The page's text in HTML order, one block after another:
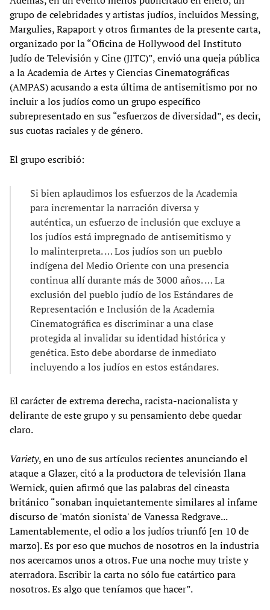
grupo de celebridades y artistas judíos, incluidos Messing,
Margulies, Rapaport y otros firmantes de la presente carta,
organizado por la “Oficina de Hollywood del Instituto
Judío de Televisión y Cine (JITC)”, envió una queja pública
a la Academia de Artes y Ciencias Cinematográficas
(AMPAS) acusando a esta última de antisemitismo por no
incluir a los judíos como un grupo específico
subrepresentado en sus “esfuerzos de diversidad”, es decir,
sus cuotas raciales y de género.
El grupo escribió:
Si bien aplaudimos los esfuerzos de la Academia
para incrementar la narración diversa y
auténtica, un esfuerzo de inclusión que excluye a
los judíos está impregnado de antisemitismo y
lo malinterpreta. … Los judíos son un pueblo
indígena del Medio Oriente con una presencia
continua allí durante más de 3000 años. … La
exclusión del pueblo judío de los Estándares de
Representación e Inclusión de la Academia
Cinematográfica es discriminar a una clase
protegida al invalidar su identidad histórica y
genética. Esto debe abordarse de inmediato
incluyendo a los judíos en estos estándares.
El carácter de extrema derecha, racista-nacionalista y
delirante de este grupo y su pensamiento debe quedar
claro.
Variety, en uno de sus artículos recientes anunciando el
ataque a Glazer, citó a la productora de televisión Ilana
Wernick, quien afirmó que las palabras del cineasta
británico “sonaban inquietantemente similares al infame
discurso de 'matón sionista' de Vanessa Redgrave...
Lamentablemente, el odio a los judíos triunfó [en 10 de
marzo]. Es por eso que muchos de nosotros en la industria
nos acercamos unos a otros. Fue una noche muy triste y
aterradora. Escribir la carta no sólo fue catártico para
nosotros. Es algo que teníamos que hacer”.